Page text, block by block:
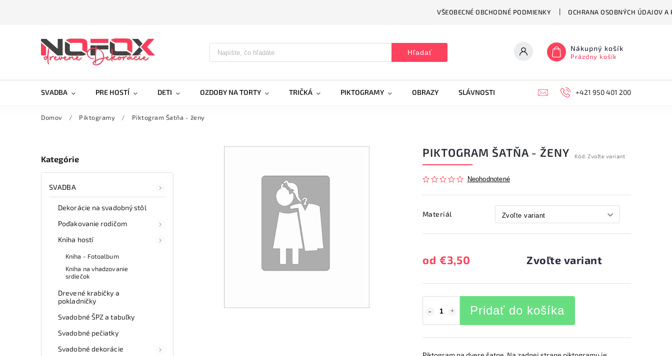
VŠEOBECNÉ OBCHODNÉ PODMIENKY OCHRANA OSOBNÝCH ÚDAJOV A
Hľadať Nákupný košík
Prázdny košík
SVADBA PRE HOSTÍ DETI OZDOBY NA TORTY TRIČKÁ PIKTOGRAMY OBRAZY SLÁVNOSTI HODINY KONTAKT VŠEOBECNÉ
+421 950 401 200
Domov / Piktogramy / Piktogram Šatňa - ženy
Kategórie
SVADBA
Dekorácie na svadobný stôl
Poďakovanie rodičom
Kniha hostí
Kniha - Fotoalbum
Kniha na vhadzovanie
srdiečok
Drevené krabičky a
pokladničky
Svadobné ŠPZ a tabuľky
Svadobné pečiatky
Svadobné dekorácie
PIKTOGRAM ŠATŇA - ŽENY Kód: Zvoľte variant
Neohodnotené
Materiál
od €3,50 Zvoľte variant
Pridať do košíka